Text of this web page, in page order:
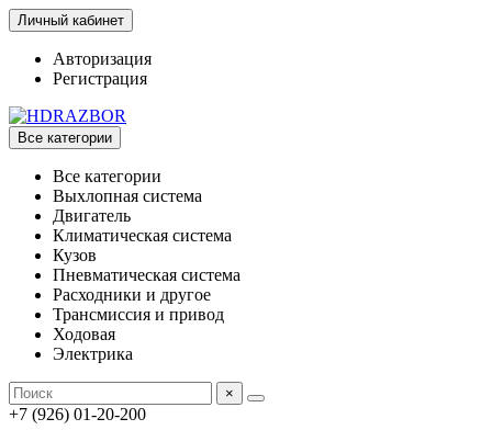
Личный кабинет
Авторизация
Регистрация
Все категории
Все категории
Выхлопная система
Двигатель
Климатическая система
Кузов
Пневматическая система
Расходники и другое
Трансмиссия и привод
Ходовая
Электрика
×
+7 (926) 01-20-200